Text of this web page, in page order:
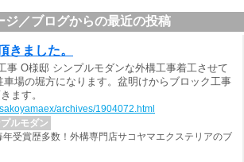
／ブログからの最近の投稿
きました。
事 O様邸 シンプルモダンな外構工事着工させて
場の堀方になります。盆明けからブロック工事
ます。
archives/1904072.html
ルモダン
受賞歴多数！外構専門店サコヤマエクステリアのブ